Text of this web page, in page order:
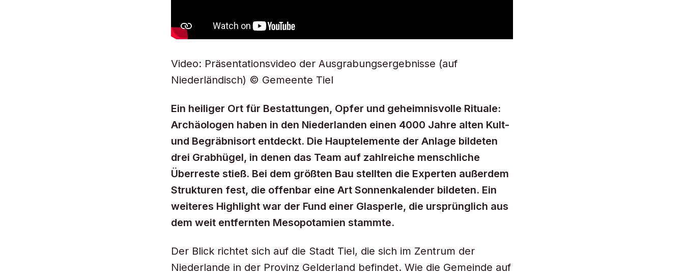
Video: Präsentationsvideo der Ausgrabungsergebnisse (auf
Niederländisch) © Gemeente Tiel
Ein heiliger Ort für Bestattungen, Opfer und geheimnisvolle Rituale:
Archäologen haben in den Niederlanden einen 4000 Jahre alten Kult-
und Begräbnisort entdeckt. Die Hauptelemente der Anlage bildeten
drei Grabhügel, in denen das Team auf zahlreiche menschliche
Überreste stieß. Bei dem größten Bau stellten die Experten außerdem
Strukturen fest, die offenbar eine Art Sonnenkalender bildeten. Ein
weiteres Highlight war der Fund einer Glasperle, die ursprünglich aus
dem weit entfernten Mesopotamien stammte.
Der Blick richtet sich auf die Stadt Tiel, die sich im Zentrum der
Niederlande in der Provinz Gelderland befindet. Wie die Gemeinde auf